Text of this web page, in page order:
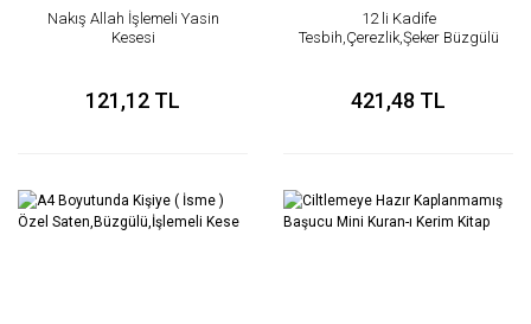
Nakış Allah İşlemeli Yasin
Kesesi
121,12 TL
12 li Kadife
Tesbih,Çerezlik,Şeker Büzgülü
421,48 TL